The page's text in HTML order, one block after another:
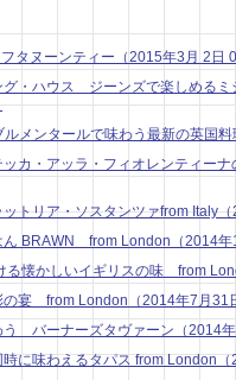
タヌーンティー（2015年3月 2日
・ハウス ジーンズで楽しめるミ
メンタールで味わう最新の英国
カ・アッラ・フィオレンティー
トリア・ソスタンツァfrom Italy
BRAWN from London（2014年
る懐かしいイギリスの味 from
宴 from London（2014年7月31
バーナーズタヴァーン（2014
に味わえるタパス from London（